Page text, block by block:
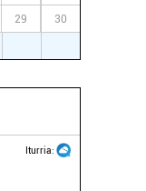
29 30
Iturria: